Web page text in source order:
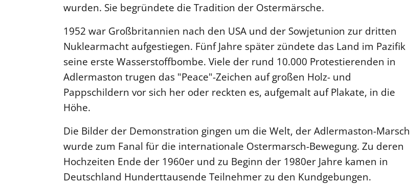
wurden. Sie begründete die Tradition der Ostermärsche.
1952 war Großbritannien nach den USA und der Sowjetunion zur dritten
Nuklearmacht aufgestiegen. Fünf Jahre später zündete das Land im Pazifik
seine erste Wasserstoffbombe. Viele der rund 10.000 Protestierenden in
Adlermaston trugen das "Peace"-Zeichen auf großen Holz- und
Pappschildern vor sich her oder reckten es, aufgemalt auf Plakate, in die
Höhe.
Die Bilder der Demonstration gingen um die Welt, der Adlermaston-Marsch
wurde zum Fanal für die internationale Ostermarsch-Bewegung. Zu deren
Hochzeiten Ende der 1960er und zu Beginn der 1980er Jahre kamen in
Deutschland Hunderttausende Teilnehmer zu den Kundgebungen.